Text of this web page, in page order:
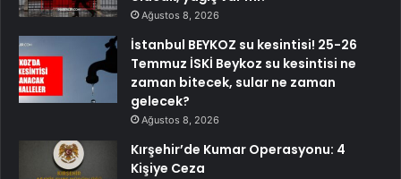
Ağustos 8, 2026
İstanbul BEYKOZ su kesintisi! 25-26
Temmuz İSKİ Beykoz su kesintisi ne
zaman bitecek, sular ne zaman
gelecek?
Ağustos 8, 2026
Kırşehir’de Kumar Operasyonu: 4
Kişiye Ceza